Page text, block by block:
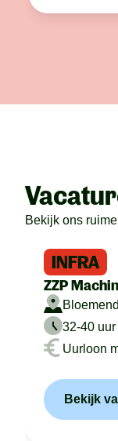
Bekijk ons
INFRA
ZZP
32-40 uur
Uurloon
Bekijk